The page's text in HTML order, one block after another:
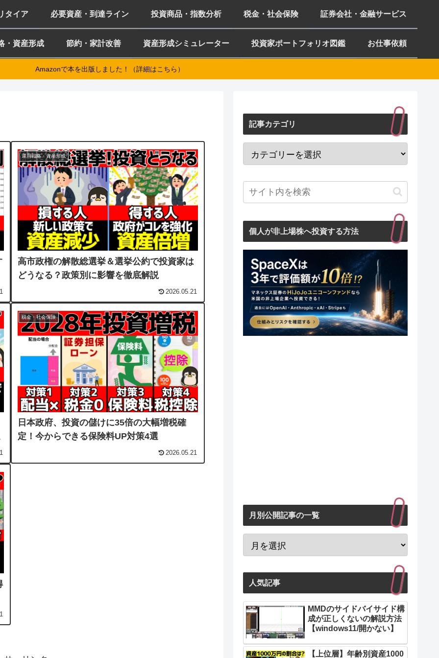
タイア 必要資産・到達ライン 投資商品・指数分析 税金・社会保険 証券会社・金融サービス
・資産形成 節約・家計改善 資産形成シミュレーター 投資家ポートフォリオ図鑑 お仕事依頼
Amazonで本を出版しました！（詳細はこちら）
運用戦略・資産形成
高市政権の解散総選挙＆選挙公約で投資家は
どうなる？政策別に影響を徹底解説
2026.05.21
税金・社会保険
日本政府、投資の儲けに35倍の大幅増税確
定！今からできる保険料UP対策4選
2026.05.21
記事カテゴリ
個人が非上場株へ投資する方法
月別公開記事の一覧
人気記事
MMDのサイドバイサイド構
成が正しくないの解説方法
【windows11/開かない】
【上位層】年齢別資産1000